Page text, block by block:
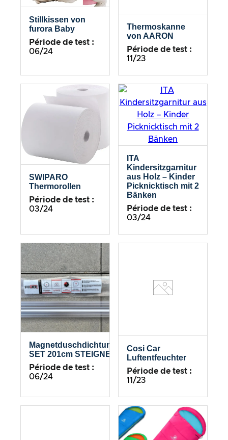
Stillkissen von
furora Baby
Période de test :
06/24
Thermoskanne
von AARON
Période de test :
11/23
SWIPARO
Thermorollen
Période de test :
03/24
ITA
Kindersitzgarnitur
aus Holz – Kinder
Picknicktisch mit 2
Bänken
Période de test :
03/24
Magnetduschdichtungs-
SET 201cm STEIGNER
Période de test :
06/24
Cosi Car
Luftentfeuchter
Période de test :
11/23